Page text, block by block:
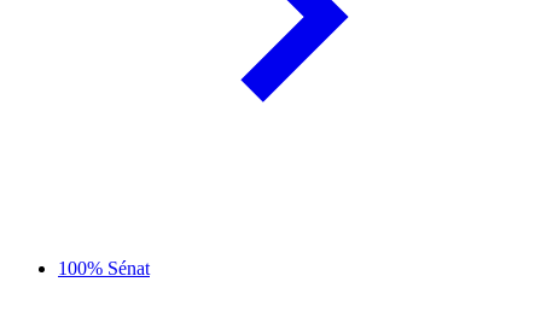
100% Sénat